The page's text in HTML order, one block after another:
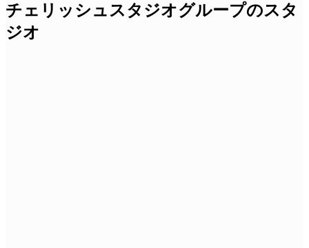
チェリッシュスタジオグループのスタ
ジオ